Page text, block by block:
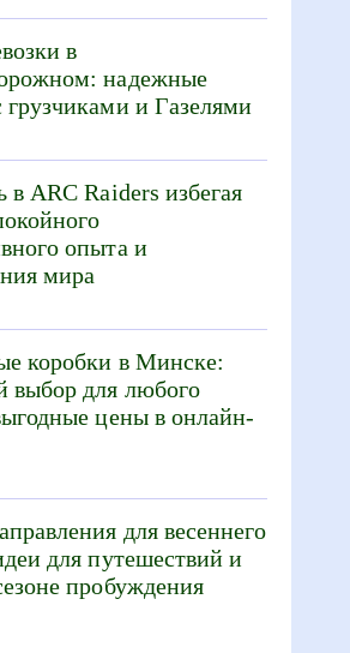
в
надежные
и Газелями
в ARC Raiders избегая
опыта и
мира
коробки в Минске:
выбор для любого
цены в онлайн-
для весеннего
для путешествий и
пробуждения